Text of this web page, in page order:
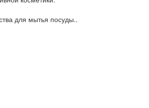
для мытья посуды..